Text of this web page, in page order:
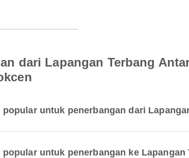
dari Lapangan Terbang
untuk penerbangan dari
untuk penerbangan ke Lapangan